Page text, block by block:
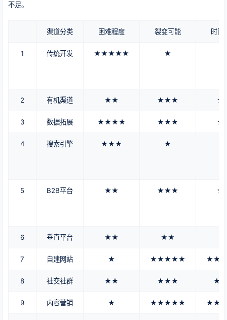
不足。
渠道分类 困难程度 裂变可能 时间
1 传统开发 ★★★★★ ★
2 有机渠道 ★★ ★★★
3 数据拓展 ★★★★ ★★★
4 搜索引擎 ★★★ ★
5 B2B平台 ★★ ★★★
6 垂直平台 ★★ ★★
7 自建网站 ★ ★★★★★
8 社交社群 ★★ ★★★
9 内容营销 ★ ★★★★★